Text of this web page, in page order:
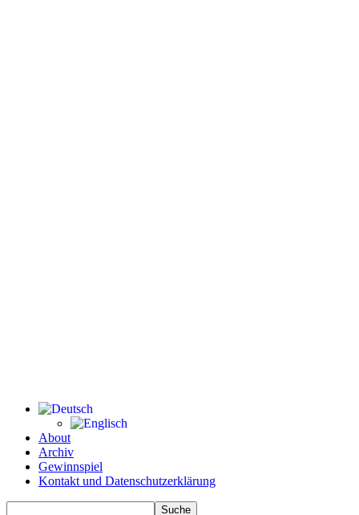
About
Archiv
Gewinnspiel
Kontakt und Datenschutzerklärung